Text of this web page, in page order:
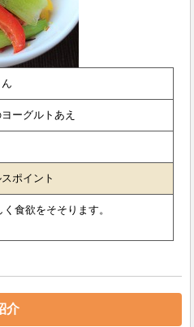
ーグルトあえ
ポイント
食欲をそそります。
介